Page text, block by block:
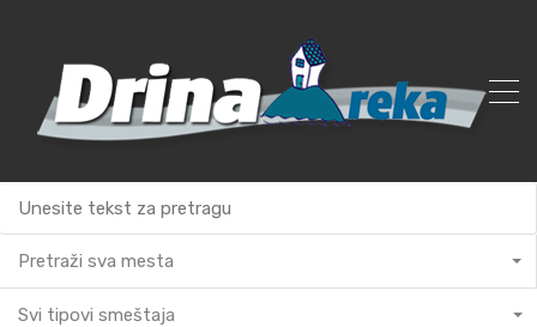
Pretraži sva mesta
Svi tipovi smeštaja